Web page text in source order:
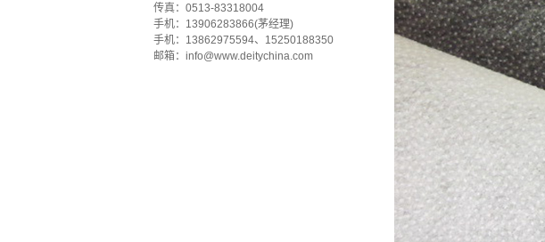
传真：0513-83318004
手机：13906283866(茅经理)
手机：13862975594、15250188350
邮箱： info@www.deitychina.com